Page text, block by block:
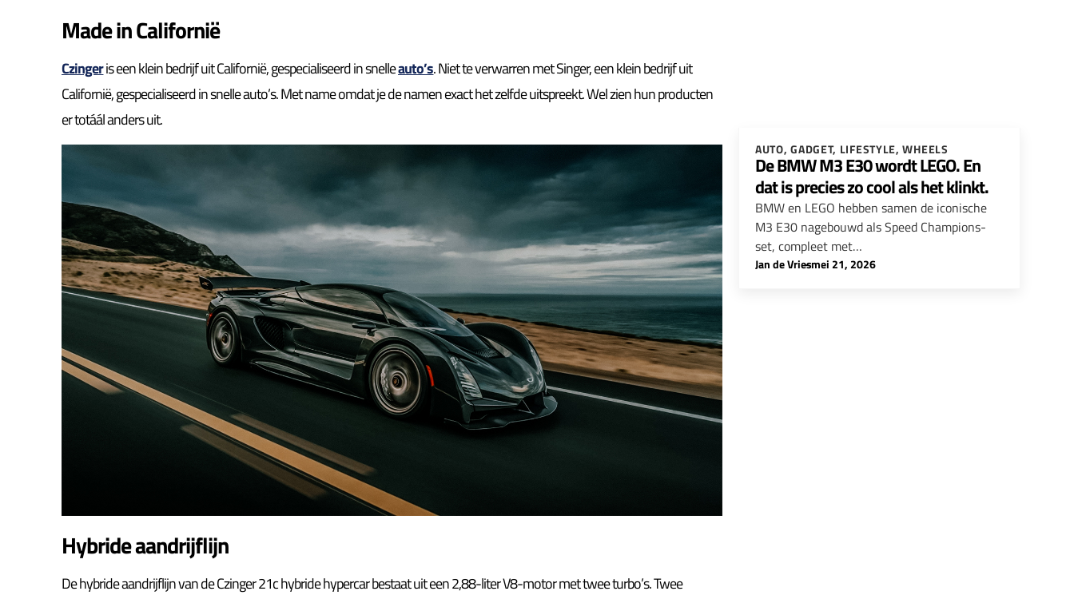
Made in Californië
Czingeris een klein bedrijf uit Californië, gespecialiseerd in snelleauto’s. Niet te verwarren met Singer, een klein bedrijf uit
Californië, gespecialiseerd in snelle auto’s. Met name omdat je de namen exact het zelfde uitspreekt. Wel zien hun producten
er totáál anders uit.
Hybride aandrijflijn
De hybride aandrijflijn van de Czinger 21c hybride hypercar bestaat uit een 2,88-liter V8-motor met twee turbo’s. Twee
AUTO,GADGET, LIFESTYLE,WHEELS
De BMW M3 E30 wordt LEGO. En
dat is precies zo cool als het klinkt.
BMW en LEGO hebben samen de iconische
M3 E30 nagebouwd als Speed Champions-
set, compleet met…
Jan de Vries
-mei 21, 2026